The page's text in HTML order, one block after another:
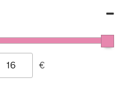
Minimum Price
Maximum Price
€